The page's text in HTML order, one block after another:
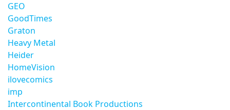
GEO
GoodTimes
Graton
Heavy Metal
Heider
HomeVision
ilovecomics
imp
Intercontinental Book Productions